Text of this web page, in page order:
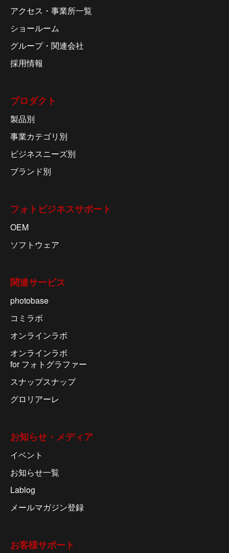
アクセス・事業所一覧
ショールーム
グループ・関連会社
採用情報
プロダクト
製品別
事業カテゴリ別
ビジネスニーズ別
ブランド別
フォトビジネスサポート
OEM
ソフトウェア
関連サービス
photobase
コミラボ
オンラインラボ
オンラインラボ
for フォトグラファー
スナップスナップ
グロリアーレ
お知らせ・メディア
イベント
お知らせ一覧
Lablog
メールマガジン登録
お客様サポート